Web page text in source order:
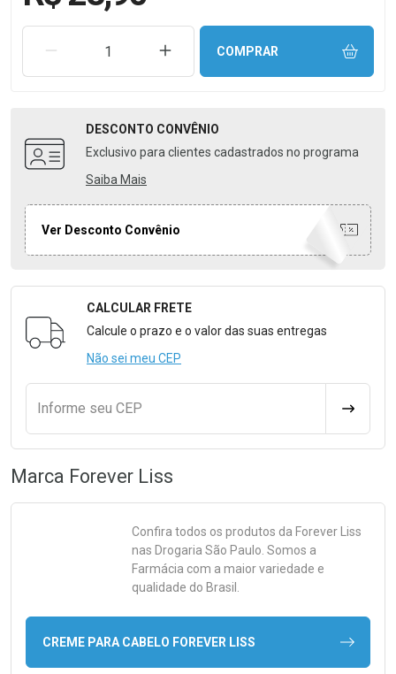
REMOVER UMA UNIDADEAUMENTAR UMA UNIDADE
COMPRAR
DESCONTO CONVÊNIO
Exclusivo para clientes cadastrados no programa
Saiba Mais
Ver Desconto Convênio
Formulário para Calcular o Frete
CALCULAR FRETE
Calcule o prazo e o valor das suas entregas
Não sei meu CEP
Informe seu CEP
Marca Forever Liss
Confira todos os produtos da Forever Liss
nas Drogaria São Paulo. Somos a
Farmácia com a maior variedade e
qualidade do Brasil.
CREME PARA CABELO FOREVER LISS